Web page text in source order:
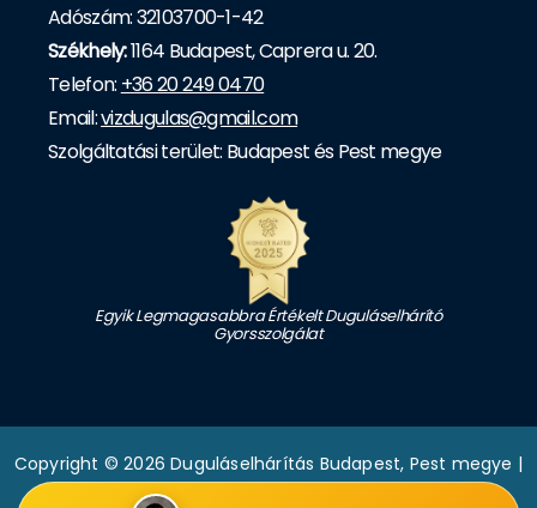
Adószám: 32103700-1-42
Székhely:1164 Budapest, Caprera u. 20.
Telefon: +36 20 249 0470
Email:vizdugulas@gmail.com
Szolgáltatási terület: Budapest és Pest megye
Egyik Legmagasabbra Értékelt Duguláselhárító
Gyorsszolgálat
Copyright © 2026 Duguláselhárítás Budapest, Pest megye |